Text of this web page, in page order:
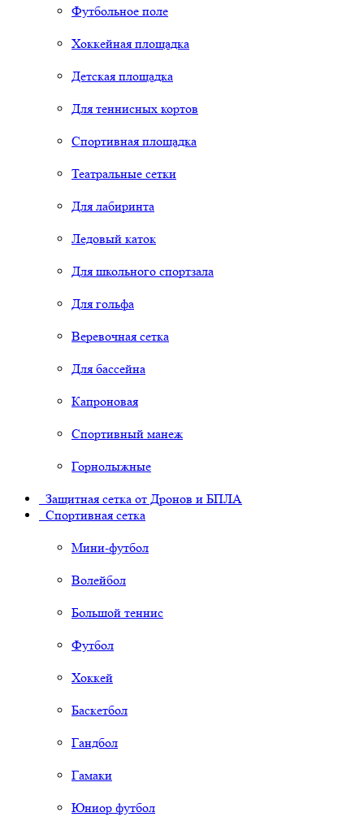
Футбольное поле
Хоккейная площадка
Детская площадка
Для теннисных кортов
Спортивная площадка
Театральные сетки
Для лабиринта
Ледовый каток
Для школьного спортзала
Для гольфа
Веревочная сетка
Для бассейна
Капроновая
Спортивный манеж
Горнолыжные
Защитная сетка от Дронов и БПЛА
Спортивная сетка
Мини-футбол
Волейбол
Большой теннис
Футбол
Хоккей
Баскетбол
Гандбол
Гамаки
Юниор футбол